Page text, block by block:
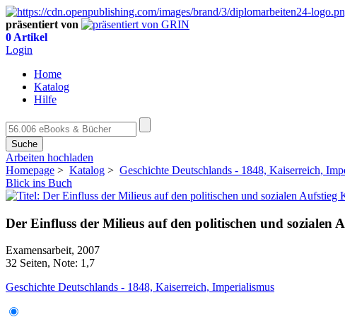
präsentiert von
0 Artikel
Login
Home
Katalog
Hilfe
Suche
Arbeiten hochladen
Homepage > Katalog > Geschichte Deutschlands - 1848, Kaiserreich,
Blick ins Buch
Der Einfluss der Milieus auf den politischen und sozialen
Examensarbeit, 2007
32 Seiten, Note: 1,7
Geschichte Deutschlands - 1848, Kaiserreich, Imperialismus